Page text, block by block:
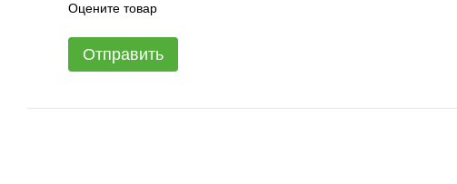
Оцените товар
Отправить